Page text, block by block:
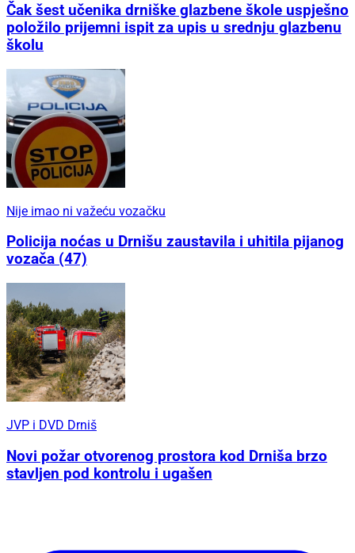
Čak šest učenika drniške glazbene škole uspješno
položilo prijemni ispit za upis u srednju glazbenu
školu
Nije imao ni važeću vozačku
Policija noćas u Drnišu zaustavila i uhitila pijanog
vozača (47)
JVP i DVD Drniš
Novi požar otvorenog prostora kod Drniša brzo
stavljen pod kontrolu i ugašen